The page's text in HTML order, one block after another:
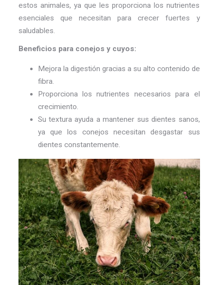
estos animales, ya que les proporciona los nutrientes
esenciales que necesitan para crecer fuertes y
saludables.
Beneficios para conejos y cuyos:
Mejora la digestión gracias a su alto contenido de
fibra.
Proporciona los nutrientes necesarios para el
crecimiento.
Su textura ayuda a mantener sus dientes sanos,
ya que los conejos necesitan desgastar sus
dientes constantemente.